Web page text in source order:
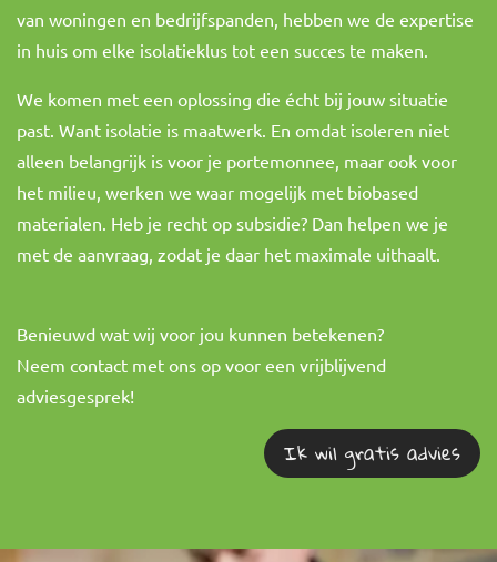
van woningen en bedrijfspanden, hebben we de expertise
in huis om elke isolatieklus tot een succes te maken.
We komen met een oplossing die écht bij jouw situatie
past. Want isolatie is maatwerk. En omdat isoleren niet
alleen belangrijk is voor je portemonnee, maar ook voor
het milieu, werken we waar mogelijk met biobased
materialen. Heb je recht op subsidie? Dan helpen we je
met de aanvraag, zodat je daar het maximale uithaalt.
Benieuwd wat wij voor jou kunnen betekenen?
Neem contact met ons op voor een vrijblijvend
adviesgesprek!
Ik wil gratis advies